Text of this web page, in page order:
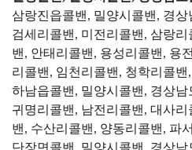
삼랑진읍콜밴, 밀양시콜밴, 경상
검세리콜밴, 미전리콜밴, 삼랑
밴, 안태리콜밴, 용성리콜밴, 용
리콜밴, 임천리콜밴, 청학리콜밴
하남읍콜밴, 밀양시콜밴, 경상남
귀명리콜밴, 남전리콜밴, 대사
밴, 수산리콜밴, 양동리콜밴, 파
단장면콜밴, 밀양시콜밴, 경상남